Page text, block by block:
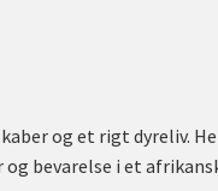
og et rigt dyreliv.
bevarelse i et